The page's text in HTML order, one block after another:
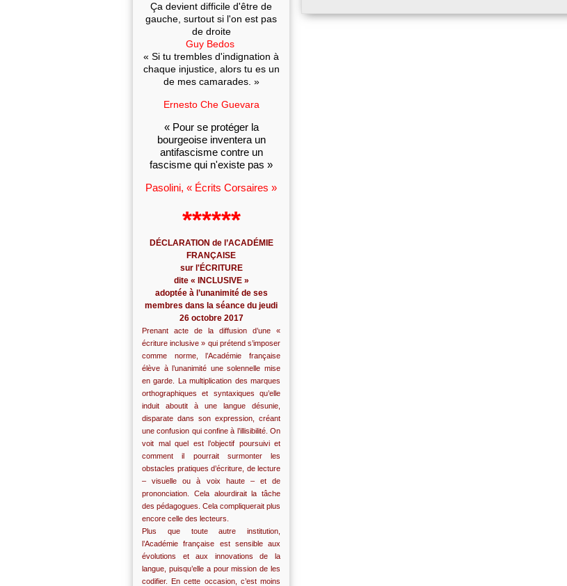
Ça devient difficile d'être de
gauche, surtout si l'on est pas
de droite
Guy Bedos
« Si tu trembles d'indignation à
chaque injustice, alors tu es un
de mes camarades. »
Ernesto Che Guevara
« Pour se protéger la
bourgeoise inventera un
antifascisme contre un
fascisme qui n'existe pas »
Pasolini, « Écrits Corsaires »
******
DÉCLARATION de l’ACADÉMIE
FRANÇAISE
sur l'ÉCRITURE
dite « INCLUSIVE »
adoptée à l’unanimité de ses
membres dans la séance du jeudi
26 octobre 2017
Prenant acte de la diffusion d’une «
écriture inclusive » qui prétend s’imposer
comme norme, l’Académie française
élève à l’unanimité une solennelle mise
en garde. La multiplication des marques
orthographiques et syntaxiques qu’elle
induit aboutit à une langue désunie,
disparate dans son expression, créant
une confusion qui confine à l’illisibilité. On
voit mal quel est l’objectif poursuivi et
comment il pourrait surmonter les
obstacles pratiques d’écriture, de lecture
– visuelle ou à voix haute – et de
prononciation. Cela alourdirait la tâche
des pédagogues. Cela compliquerait plus
encore celle des lecteurs.
Plus que toute autre institution,
l’Académie française est sensible aux
évolutions et aux innovations de la
langue, puisqu’elle a pour mission de les
codifier. En cette occasion, c’est moins